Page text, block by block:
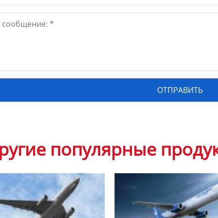
популярные